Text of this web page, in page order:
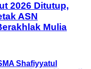
2026 Ditutup,
ASN
Mulia